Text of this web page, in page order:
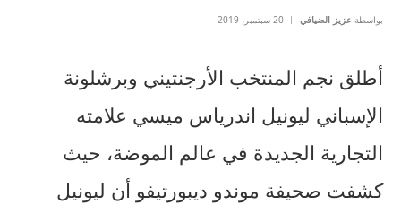
بواسطة عزيز الضيافي 20 سبتمبر، 2019
أطلق نجم المنتخب الأرجنتيني وبرشلونة
الإسباني ليونيل اندرياس ميسي علامته
التجارية الجديدة في عالم الموضة، حيث
كشفت صحيفة موندو ديبورتيفو أن ليونيل